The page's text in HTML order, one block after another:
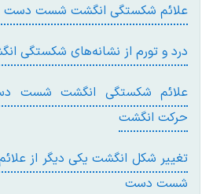
علائم شکستگی انگشت شست دست
درد و تورم از نشانه‌های
علائم شکستگی انگشت شست
حرکت انگشت
تغییر شکل انگشت یکی دیگر از
شست دست